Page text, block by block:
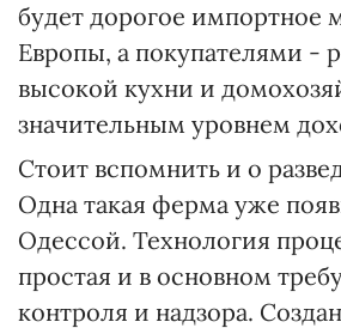
будет дорогое импортное
Европы, а покупателями -
высокой кухни и
значительным уровнем
Стоит вспомнить и о
Одна такая ферма уже
Одессой. Технология
простая и в основном
контроля и надзора.